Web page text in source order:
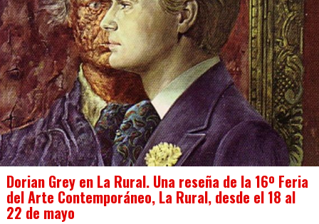
Dorian Grey en La Rural. Una reseña de la 16º Feria
del Arte Contemporáneo, La Rural, desde el 18 al
22 de mayo